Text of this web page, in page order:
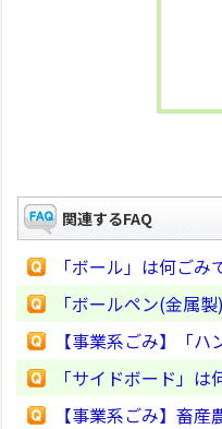
関連するFAQ
「ボール」は何ご
「ボールペン(金属
【事業系ごみ】「
「サイドボード」
【事業系ごみ】畜